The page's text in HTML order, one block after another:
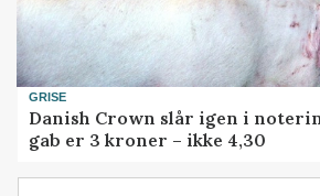
GRISE
Danish Crown slår igen i
gab er 3 kroner – ikke 4,30